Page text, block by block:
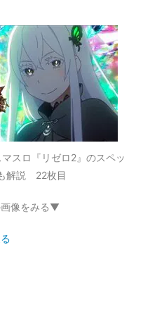
マスロ『リゼロ2』のスペッ
解説 22枚目
像をみる▼